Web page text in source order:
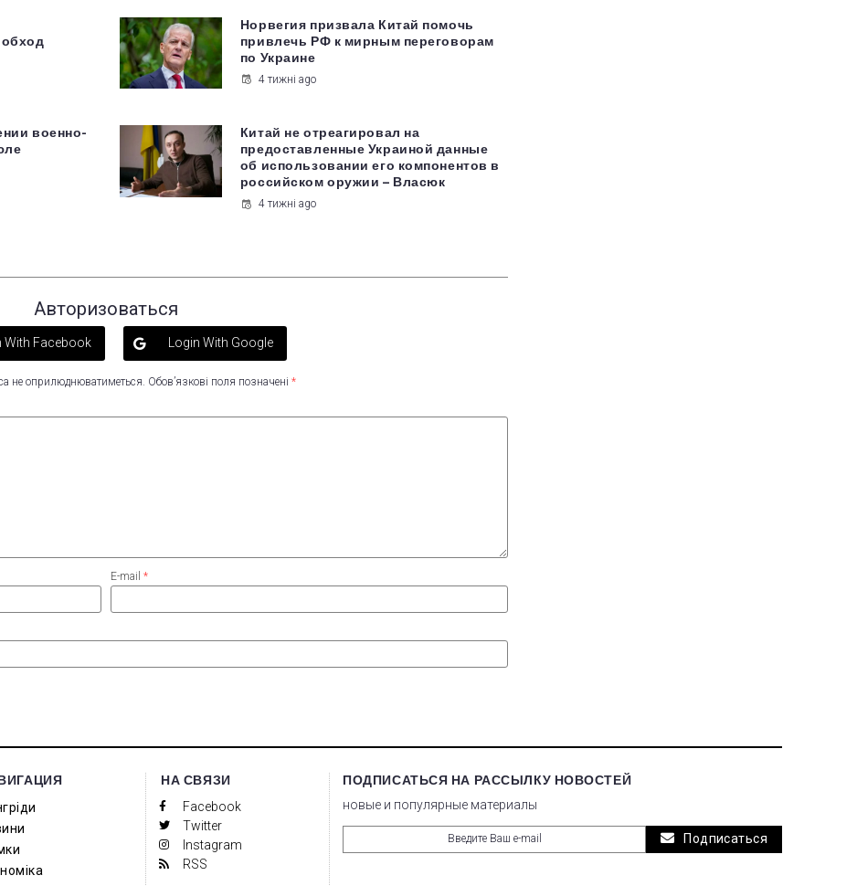
Норвегия призвала Китай помочь
привлечь РФ к мирным переговорам
по Украине
4 тижні ago
военно-
Китай не отреагировал на
предоставленные Украиной данные
об использовании его компонентов в
российском оружии – Власюк
4 тижні ago
Авторизоваться
With Facebook Login With Google
не оприлюднюватиметься. Обов’язкові поля позначені *
E-mail *
НА СВЯЗИ
Facebook
Twitter
Instagram
RSS
ПОДПИСАТЬСЯ НА РАССЫЛКУ НОВОСТЕЙ
новые и популярные материалы
Подписаться